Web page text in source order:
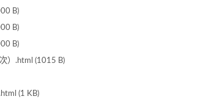
B)
B)
B)
）.html (1015 B)
(1 KB)